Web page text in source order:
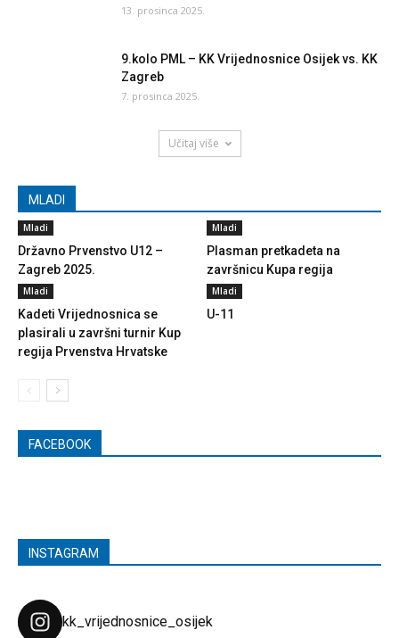
13. prosinca 2025.
9.kolo PML – KK Vrijednosnice Osijek vs. KK
Zagreb
7. prosinca 2025.
Učitaj više
MLADI
Mladi
Državno Prvenstvo U12 –
Zagreb 2025.
Mladi
Plasman pretkadeta na
završnicu Kupa regija
Mladi
Kadeti Vrijednosnica se
plasirali u završni turnir Kup
regija Prvenstva Hrvatske
Mladi
U-11
FACEBOOK
INSTAGRAM
kk_vrijednosnice_osijek